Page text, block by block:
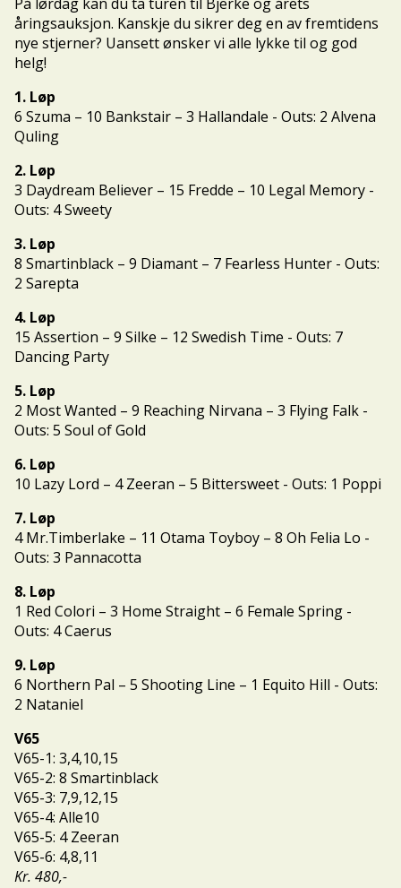
åringsauksjon. Kanskje du sikrer deg en av fremtidens
nye stjerner? Uansett ønsker vi alle lykke til og god
helg!
1. Løp
6 Szuma – 10 Bankstair – 3 Hallandale - Outs: 2 Alvena
Quling
2. Løp
3 Daydream Believer – 15 Fredde – 10 Legal Memory -
Outs: 4 Sweety
3. Løp
8 Smartinblack – 9 Diamant – 7 Fearless Hunter - Outs:
2 Sarepta
4. Løp
15 Assertion – 9 Silke – 12 Swedish Time - Outs: 7
Dancing Party
5. Løp
2 Most Wanted – 9 Reaching Nirvana – 3 Flying Falk -
Outs: 5 Soul of Gold
6. Løp
10 Lazy Lord – 4 Zeeran – 5 Bittersweet - Outs: 1 Poppi
7. Løp
4 Mr.Timberlake – 11 Otama Toyboy – 8 Oh Felia Lo -
Outs: 3 Pannacotta
8. Løp
1 Red Colori – 3 Home Straight – 6 Female Spring -
Outs: 4 Caerus
9. Løp
6 Northern Pal – 5 Shooting Line – 1 Equito Hill - Outs:
2 Nataniel
V65
V65-1: 3,4,10,15
V65-2: 8 Smartinblack
V65-3: 7,9,12,15
V65-4: Alle10
V65-5: 4 Zeeran
V65-6: 4,8,11
Kr. 480,-